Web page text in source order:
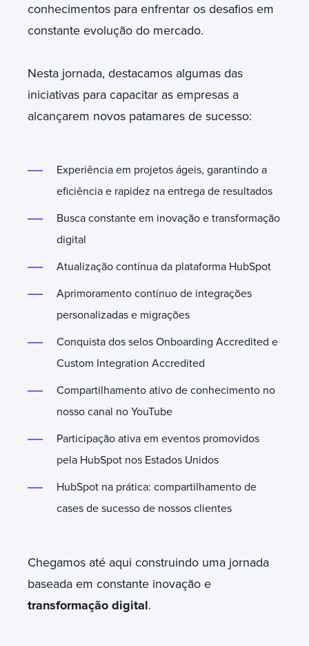
conhecimentos para enfrentar os desafios em
constante evolução do mercado.
Nesta jornada, destacamos algumas das
iniciativas para capacitar as empresas a
alcançarem novos patamares de sucesso:
Experiência em projetos ágeis, garantindo a
eficiência e rapidez na entrega de resultados
Busca constante em inovação e transformação
digital
Atualização contínua da plataforma HubSpot
Aprimoramento contínuo de integrações
personalizadas e migrações
Conquista dos selos Onboarding Accredited e
Custom Integration Accredited
Compartilhamento ativo de conhecimento no
nosso canal no YouTube
Participação ativa em eventos promovidos
pela HubSpot nos Estados Unidos
HubSpot na prática: compartilhamento de
cases de sucesso de nossos clientes
Chegamos até aqui construindo uma jornada
baseada em constante inovação e
transformação digital.